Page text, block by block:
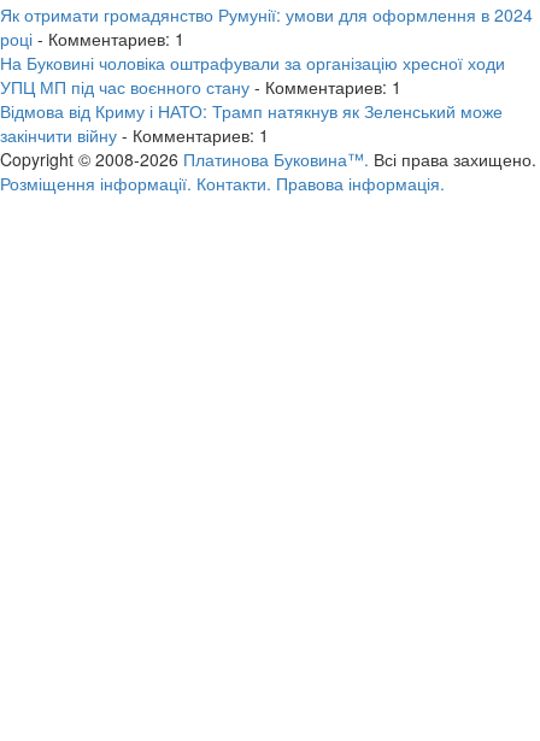
Як отримати громадянство Румунії: умови для оформлення в 2024
році - Комментариев: 1
На Буковині чоловіка оштрафували за організацію хресної ходи
УПЦ МП під час воєнного стану - Комментариев: 1
Відмова від Криму і НАТО: Трамп натякнув як Зеленський може
закінчити війну - Комментариев: 1
Copyright © 2008-2026 Платинова Буковина™. Всі права захищено.
Розміщення інформації. Контакти. Правова інформація.